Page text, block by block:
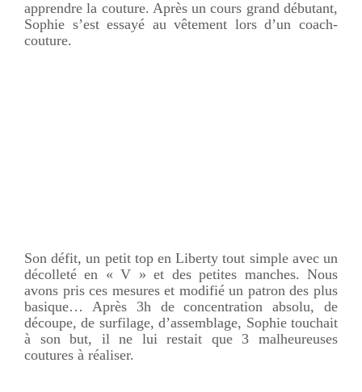
apprendre la couture. Après un cours grand débutant,
Sophie s’est essayé au vêtement lors d’un coach-
couture.
Son défit, un petit top en Liberty tout simple avec un
décolleté en « V » et des petites manches. Nous
avons pris ces mesures et modifié un patron des plus
basique… Après 3h de concentration absolu, de
découpe, de surfilage, d’assemblage, Sophie touchait
à son but, il ne lui restait que 3 malheureuses
coutures à réaliser.